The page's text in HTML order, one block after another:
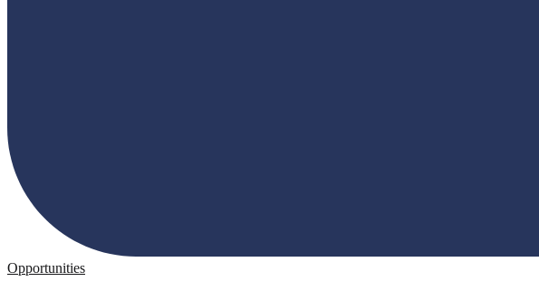
Opportunities